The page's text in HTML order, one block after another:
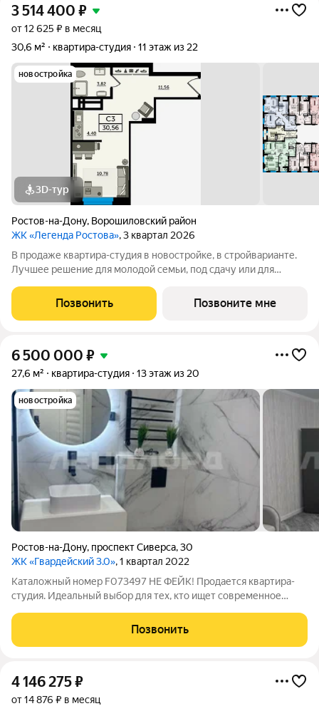
3 514 400 ₽
от 12 625 ₽ в месяц
30,6 м²
квартира-студия 11 этаж из 22
новостройка
3D-тур
Ростов-на-Дону, Ворошиловский район
ЖК «Легенда Ростова», 3 квартал 2026
В продаже квартира-студия в новостройке, в стройварианте.
Лучшее решение для молодой семьи, под сдачу или для
идея - отделить кухонную зону перегородкой. Теперь, все
ваши дизайнерские идеи
Позвонить Позвоните мне
6 500 000 ₽
27,6 м² квартира-студия 13 этаж из 20
новостройка
Ростов-на-Дону, проспект Сиверса,30
ЖК «Гвардейский 3.0», 1 квартал 2022
Каталожный номер F073497 НЕ ФЕЙК! Продается квартира-
студия. Идеальный выбор для тех, кто ищет современное
профессиональными дизайнерами. Каждый элемент
интерьера продуман до мелочей. В квартире
Позвонить
4 146 275₽
от 14 876 ₽ в месяц